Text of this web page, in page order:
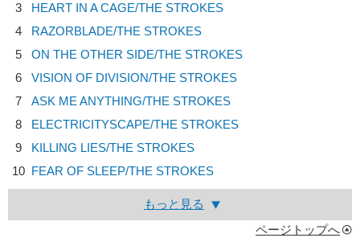
3
HEART IN A CAGE/THE STROKES
4
RAZORBLADE/THE STROKES
5
ON THE OTHER SIDE/THE STROKES
6
VISION OF DIVISION/THE STROKES
7
ASK ME ANYTHING/THE STROKES
8
ELECTRICITYSCAPE/THE STROKES
9
KILLING LIES/THE STROKES
10 FEAR OF SLEEP/THE STROKES
もっと見る
ページトップへ